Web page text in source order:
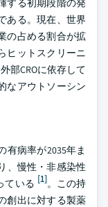
する初期段階の発
ある。現在、世界
の占める割合が拡
ヒットスクリーニ
部CROに依存して
なアウトソーシン
有病率が2035年ま
、慢性・非感染性
ている [1]。この持
創出に対する製薬